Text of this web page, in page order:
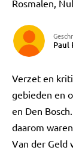
Rosmalen,
Paul
Verzet en
gebieden en
en Den
daarom
Van der Geld